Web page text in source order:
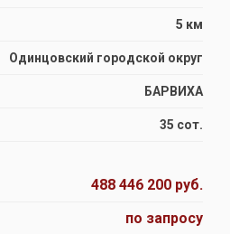
5 км
Одинцовский городской округ
БАРВИХА
35 сот.
488 446 200 руб.
по запросу